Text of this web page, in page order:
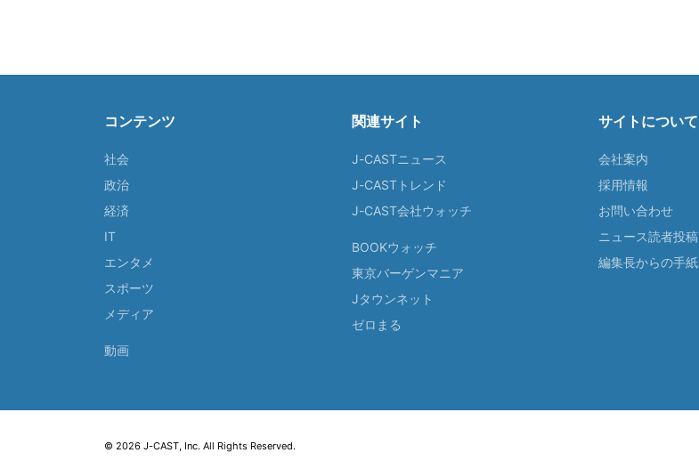
コンテンツ
社会
政治
経済
IT
エンタメ
スポーツ
メディア
動画
関連サイト
J-CASTニュース
J-CASTトレンド
J-CAST会社ウォッチ
BOOKウォッチ
東京バーゲンマニア
Jタウンネット
ゼロまる
サイトについて
会社案内
採用情報
お問い合わせ
ニュース読者投稿
編集長からの手紙
© 2026 J-CAST, Inc. All Rights Reserved.